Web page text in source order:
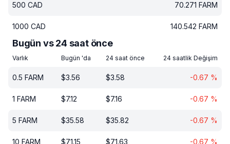
500 CAD 70.271 FARM
1000 CAD 140.542 FARM
Bugün vs 24 saat önce
Varlık Bugün 'da 24 saat önce 24 saatlik Değişim
0.5 FARM $3.56 $3.58 -0.67 %
1 FARM $7.12 $7.16 -0.67 %
5 FARM $35.58 $35.82 -0.67 %
10 FARM $71.15 $71.63 -0.67 %